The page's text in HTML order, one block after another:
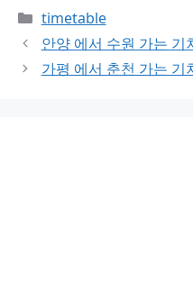
Categories
timetable
안양 에서 수원 가는 기
가평 에서 춘천 가는 기